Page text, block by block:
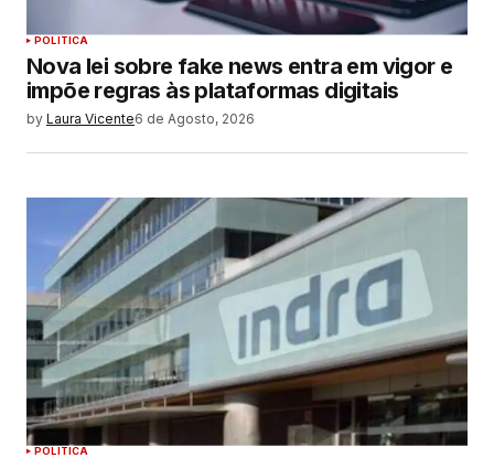
POLITICA
Nova lei sobre fake news entra em vigor e
impõe regras às plataformas digitais
by Laura Vicente6 de Agosto, 2026
POLITICA